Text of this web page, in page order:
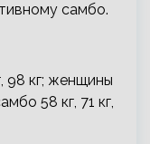
самбо.
98 кг; женщины
58 кг, 71 кг,